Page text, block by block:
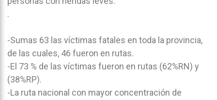
.
-Sumas 63 las víctimas fatales en toda la provincia,
de las cuales, 46 fueron en rutas.
-El 73 % de las víctimas fueron en rutas (62%RN) y
(38%RP).
-La ruta nacional con mayor concentración de